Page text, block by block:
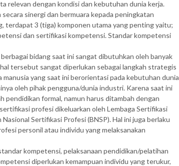
relevan dengan kondisi dan kebutuhan dunia kerja.
sinergi dan bermuara kepada peningkatan
terdapat 3 (tiga) komponen utama yang penting yaitu;
dan sertifikasi kompetensi. Standar kompetensi
bidang saat ini sangat dibutuhkan oleh banyak
tersebut sangat diperlukan sebagai langkah strategis
yang saat ini berorientasi pada kebutuhan dunia
oleh pihak pengguna/dunia industri. Karena saat ini
pendidikan formal, namun harus ditambah dengan
profesi dikeluarkan oleh Lembaga Sertifikasi
Sertifikasi Profesi (BNSP). Hal ini juga berlaku
personil atau individu yang melaksanakan
kompetensi, pelaksanaan pendidikan/pelatihan
diperlukan kemampuan individu yang terukur,